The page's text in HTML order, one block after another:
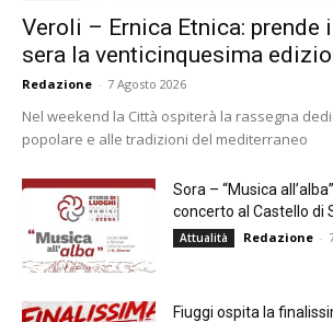
Veroli – Ernica Etnica: prende
sera la venticinquesima
Redazione - 7 Agosto 2026
Nel weekend la Città ospiterà la rassegna
popolare e alle tradizioni del mediterraneo
Sora – “Musica
concerto al Castello di
Attualità Redazione -
Fiuggi ospita la